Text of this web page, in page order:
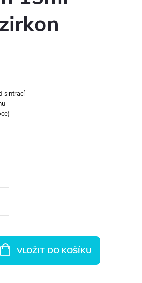
sintrací
VLOŽIT DO KOŠÍKU